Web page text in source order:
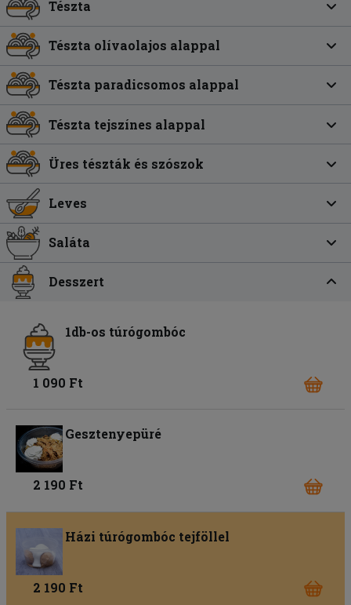
Tészta
Tészta olívaolajos alappal
Tészta paradicsomos alappal
Tészta tejszínes alappal
Üres tészták és szószok
Leves
Saláta
Desszert
1db-os túrógombóc
1 090 Ft
Gesztenyepüré
2 190 Ft
Házi túrógombóc tejföllel
2 190 Ft